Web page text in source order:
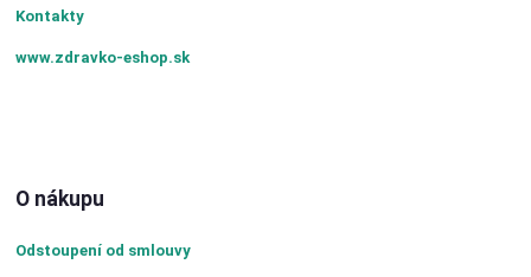
Kontakty
www.zdravko-eshop.sk
O nákupu
Odstoupení od smlouvy